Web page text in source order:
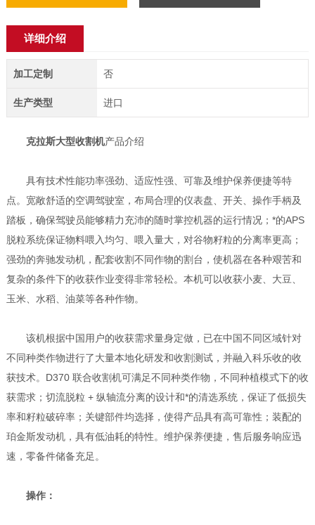
详细介绍
加工定制 否
生产类型 进口
克拉斯大型收割机产品介绍
具有技术性能功率强劲、适应性强、可靠及维护保养便捷等特
点。宽敞舒适的空调驾驶室，布局合理的仪表盘、开关、操作手柄及
踏板，确保驾驶员能够精力充沛的随时掌控机器的运行情况；*的APS
脱粒系统保证物料喂入均匀、喂入量大，对谷物籽粒的分离率更高；
强劲的奔驰发动机，配套收割不同作物的割台，使机器在各种艰苦和
复杂的条件下的收获作业变得非常轻松。本机可以收获小麦、大豆、
玉米、水稻、油菜等各种作物。
该机根据中国用户的收获需求量身定做，已在中国不同区域针对
不同种类作物进行了大量本地化研发和收割测试，并融入科乐收的收
获技术。D370 联合收割机可满足不同种类作物，不同种植模式下的收
获需求；切流脱粒 + 纵轴流分离的设计和*的清选系统，保证了低损失
率和籽粒破碎率；关键部件均选择，使得产品具有高可靠性；装配的
珀金斯发动机，具有低油耗的特性。维护保养便捷，售后服务响应迅
速，零备件储备充足。
操作：